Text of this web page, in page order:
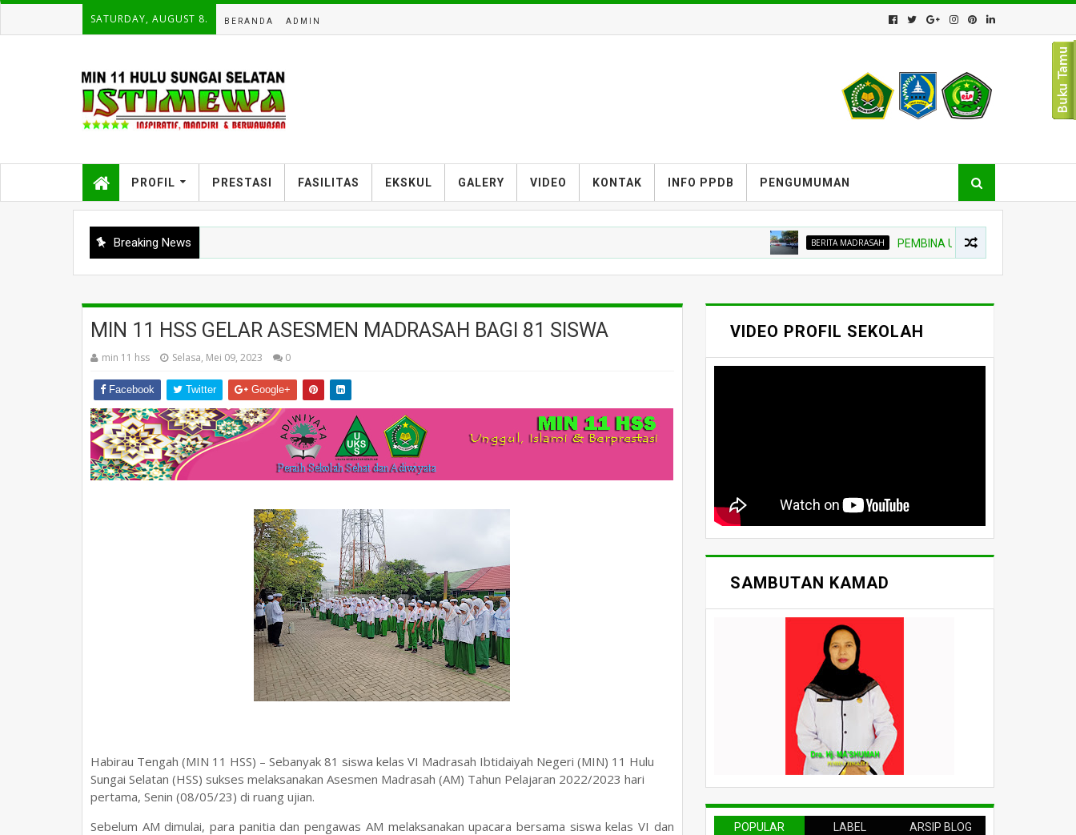
SATURDAY, AUGUST 8. BERANDA ADMIN
PROFIL PRESTASI FASILITAS EKSKUL GALERY VIDEO KONTAK INFO PPDB PENGUMUMAN
Breaking News BERITA MADRASAH PEMBINA UPACARA TEKANKAN NIAT
MIN 11 HSS GELAR ASESMEN MADRASAH BAGI 81 SISWA
min 11 hss Selasa, Mei 09, 2023 0
Facebook Twitter Google+
Habirau Tengah (MIN 11 HSS) – Sebanyak 81 siswa kelas VI Madrasah Ibtidaiyah Negeri (MIN) 11 Hulu
Sungai Selatan (HSS) sukses melaksanakan Asesmen Madrasah (AM) Tahun Pelajaran 2022/2023 hari
pertama, Senin (08/05/23) di ruang ujian.
Sebelum AM dimulai, para panitia dan pengawas AM melaksanakan upacara bersama siswa kelas VI dan
VIDEO PROFIL SEKOLAH
SAMBUTAN KAMAD
POPULAR LABEL ARSIP BLOG